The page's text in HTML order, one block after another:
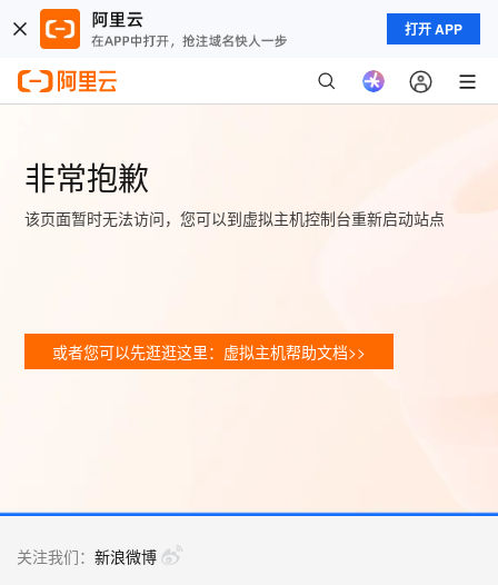
打开 APP
非常抱歉
该页面暂时无法访问，您可以到虚拟主机控制台重新启动站点
或者您可以先逛逛这里：虚拟主机帮助文档>>